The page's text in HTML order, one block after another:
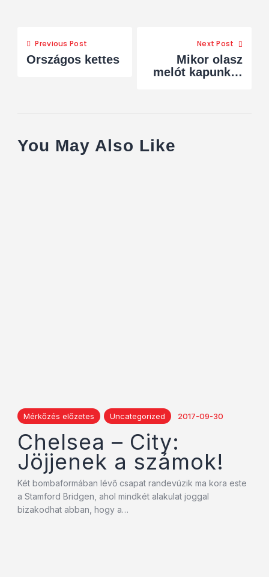
Previous Post
Országos kettes
Next Post
Mikor olasz
melót kapunk…
You May Also Like
Mérkőzés előzetes Uncategorized 2017-09-30
Chelsea – City:
Jöjjenek a számok!
Két bombaformában lévő csapat randevúzik ma kora este
a Stamford Bridgen, ahol mindkét alakulat joggal
bizakodhat abban, hogy a…